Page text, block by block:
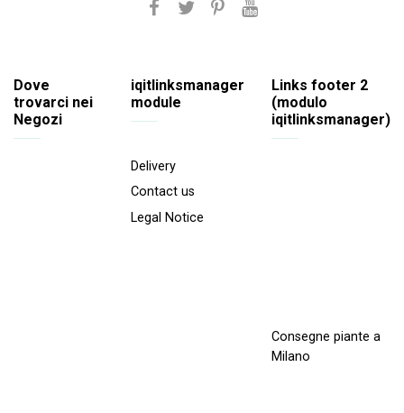
Dove
trovarci nei
Negozi
iqitlinksmanager
module
Delivery
Contact us
Legal Notice
Links footer 2
(modulo
iqitlinksmanager)
Consegne piante a
Milano